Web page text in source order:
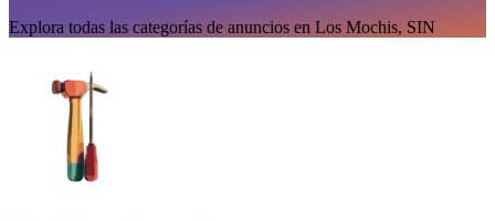
Explora todas las categorías de anuncios en Los Mochis, SIN